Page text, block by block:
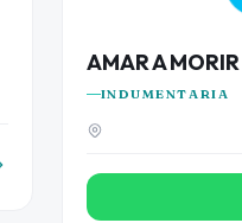
AMAR A MORIR
INDUMENTARIA